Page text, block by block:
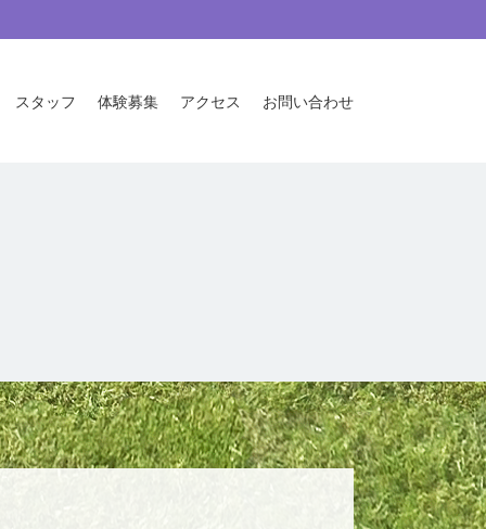
スタッフ 体験募集 アクセス お問い合わせ